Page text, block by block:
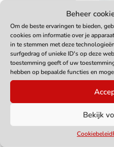
Beheer
Om de beste ervaringen te bieden,
cookies om informatie over je
in te stemmen met deze
surfgedrag of unieke ID's op deze
toestemming geeft of uw
hebben op bepaalde functies en
Bekijk
Cookiebeleid
Super League
De Super League competitie
groepen van 10
wedstrijden tegen elkaar en